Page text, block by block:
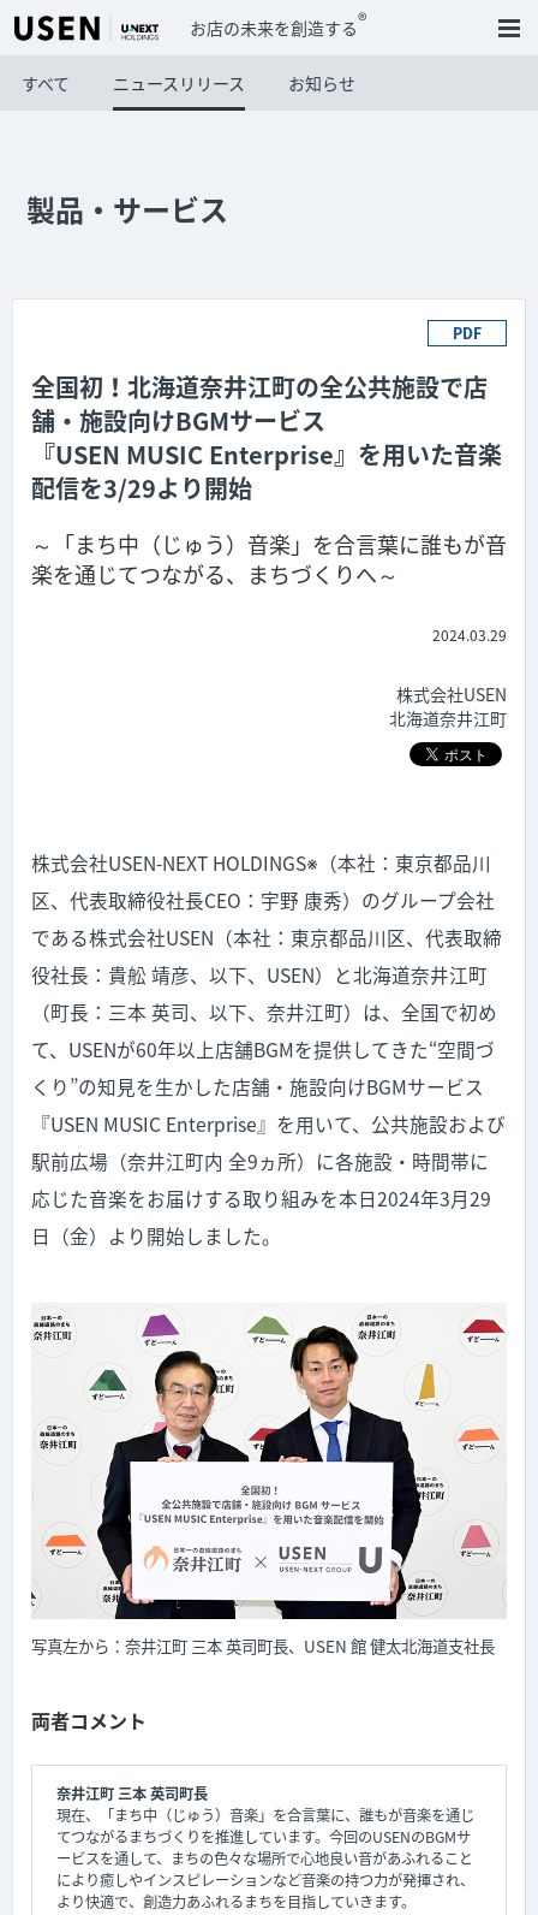
お店の未来を創造する®
すべて ニュースリリース お知らせ
製品・サービス
PDF
全国初！北海道奈井江町の全公共施設で店
舗・施設向けBGMサービス
『USEN MUSIC Enterprise』を用いた音楽
配信を3/29より開始
～「まち中（じゅう）音楽」を合言葉に誰もが音
楽を通じてつながる、まちづくりへ～
2024.03.29
株式会社USEN
北海道奈井江町
株式会社USEN-NEXT HOLDINGS※（本社：東京都品川
区、代表取締役社長CEO：宇野 康秀）のグループ会社
である株式会社USEN（本社：東京都品川区、代表取締
役社長：貴舩 靖彦、以下、USEN）と北海道奈井江町
（町長：三本 英司、以下、奈井江町）は、全国で初め
て、USENが60年以上店舗BGMを提供してきた“空間づ
くり”の知見を生かした店舗・施設向けBGMサービス
『USEN MUSIC Enterprise』を用いて、公共施設および
駅前広場（奈井江町内 全9ヵ所）に各施設・時間帯に
応じた音楽をお届けする取り組みを本日2024年3月29
日（金）より開始しました。
写真左から：奈井江町 三本 英司町長、USEN 館 健太北海道支社長
両者コメント
奈井江町 三本 英司町長
現在、「まち中（じゅう）音楽」を合言葉に、誰もが音楽を通じ
てつながるまちづくりを推進しています。今回のUSENのBGMサ
ービスを通して、まちの色々な場所で心地良い音があふれること
により癒しやインスピレーションなど音楽の持つ力が発揮され、
より快適で、創造力あふれるまちを目指していきます。